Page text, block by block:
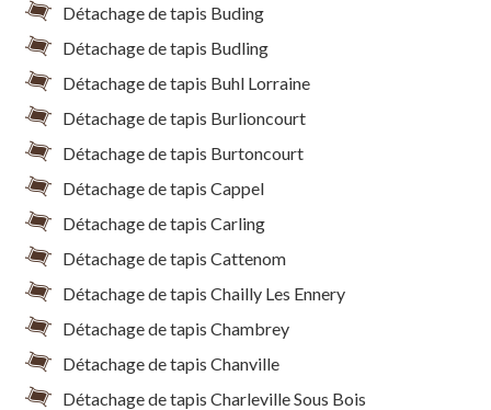
Détachage de tapis Buding
Détachage de tapis Budling
Détachage de tapis Buhl Lorraine
Détachage de tapis Burlioncourt
Détachage de tapis Burtoncourt
Détachage de tapis Cappel
Détachage de tapis Carling
Détachage de tapis Cattenom
Détachage de tapis Chailly Les Ennery
Détachage de tapis Chambrey
Détachage de tapis Chanville
Détachage de tapis Charleville Sous Bois